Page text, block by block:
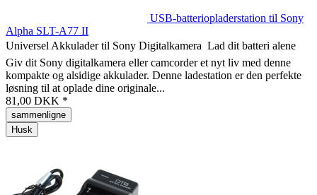
USB-batteriopladerstation til Sony
Alpha SLT-A77 II
Universel Akkulader til Sony Digitalkamera  Lad dit batteri alene
Giv dit Sony digitalkamera eller camcorder et nyt liv med denne
kompakte og alsidige akkulader. Denne ladestation er den perfekte
løsning til at oplade dine originale...
81,00 DKK *
sammenligne
Husk